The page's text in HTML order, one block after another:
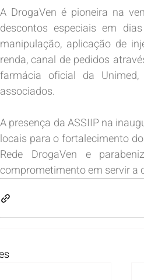
A DrogaVen é pioneira na
descontos especiais em
manipulação, aplicação de
renda, canal de pedidos
farmácia oficial da
associados.
A presença da ASSIIP na
locais para o fortalecimento
Rede DrogaVen e
comprometimento em servir a